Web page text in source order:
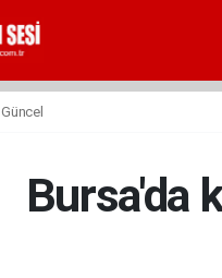
Güncel
Bursa'da